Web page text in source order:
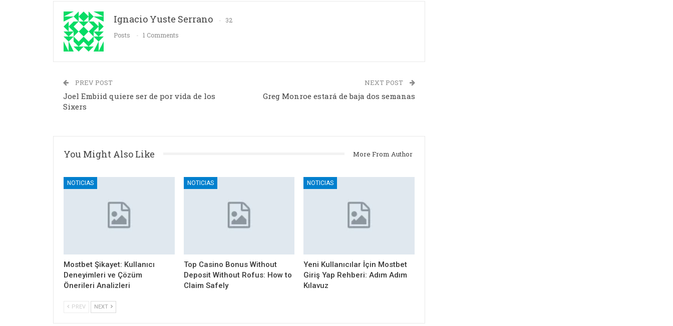
Ignacio Yuste Serrano
32
Posts
1 Comments
PREV POST
Joel Embiid quiere ser de por vida de los
Sixers
NEXT POST
Greg Monroe estará de baja dos semanas
You Might Also Like More From Author
NOTICIAS
Mostbet Şikayet: Kullanıcı
Deneyimleri ve Çözüm
Önerileri Analizleri
NOTICIAS
Top Casino Bonus Without
Deposit Without Rofus: How to
Claim Safely
NOTICIAS
Yeni Kullanıcılar İçin Mostbet
Giriş Yap Rehberi: Adım Adım
Kılavuz
PREV NEXT